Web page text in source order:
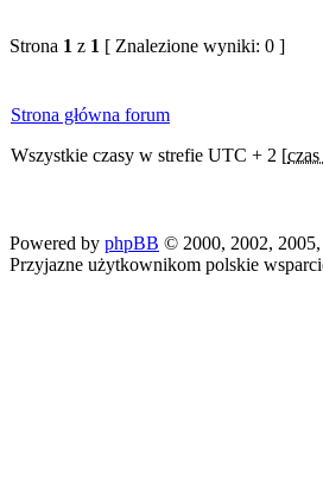
Strona 1 z 1 [ Znalezione wyniki: 0 ]
Strona główna forum
Wszystkie czasy w strefie UTC + 2 [
Powered by phpBB © 2000, 2002,
Przyjazne użytkownikom polskie